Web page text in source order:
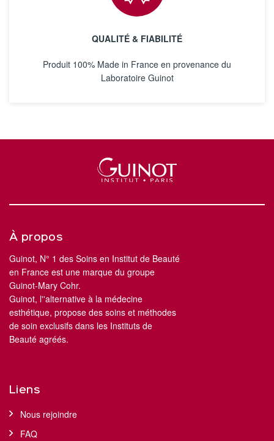
QUALITÉ & FIABILITÉ
Produit 100% Made in France en provenance du
Laboratoire Guinot
À propos
Guinot, N° 1 des Soins en Institut de Beauté
en France est une marque du groupe
Guinot-Mary Cohr.
Guinot, l''alternative à la médecine
esthétique, propose des soins et méthodes
de soin exclusifs dans les Instituts de
Beauté agréés.
Liens
Nous rejoindre
FAQ